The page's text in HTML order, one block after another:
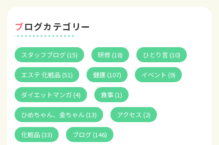
ブログカテゴリー
スタッフブログ (15) 研修 (18) ひとり言 (10)
エステ 化粧品 (51) 健康 (107) イベント (9)
ダイエットマンガ (4) 食事 (1)
ひめちゃん、金ちゃん (13) アクセス (2)
化粧品 (33) ブログ (146)